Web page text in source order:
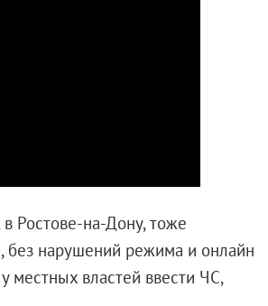
Ростове-на-Дону, тоже
без нарушений режима и онлайн
местных властей ввести ЧС,